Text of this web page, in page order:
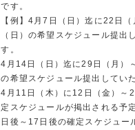
です。
【例】4月7日（日）迄に22日
（日）の希望スケジュール提出
す。
4月14日（日）迄に29日（月）
の希望スケジュール提出してい
4月11日（木）に12日（金）～
定スケジュールが掲出される予
日後～17日後の確定スケジュー